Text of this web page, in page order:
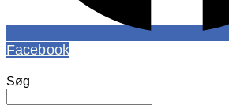
Facebook
Søg